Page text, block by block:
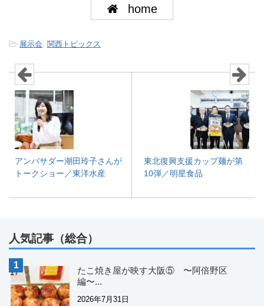
home
- 展示会 関西トピックス
アンバサダー潮田玲子さんが
トークショー／東洋水産
東北復興支援カップ麺が第
10弾／明星食品
人気記事（総合）
たこ焼き屋が映す大阪⑤ 〜阿倍野区
編〜...
2026年7月31日